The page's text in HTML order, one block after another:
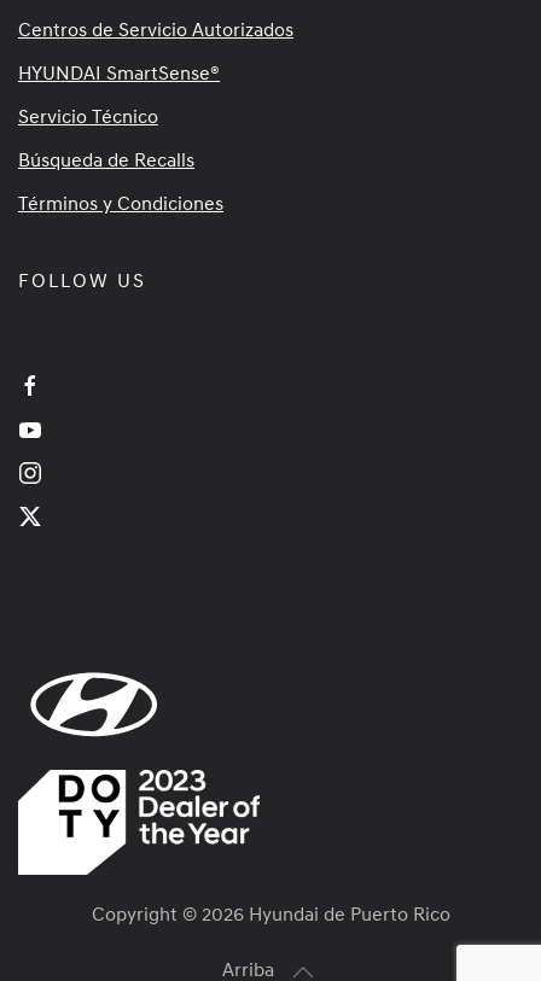
Centros de Servicio Autorizados
HYUNDAI SmartSense®
Servicio Técnico
Búsqueda de Recalls
Términos y Condiciones
FOLLOW US
Copyright © 2026 Hyundai de Puerto Rico
Arriba